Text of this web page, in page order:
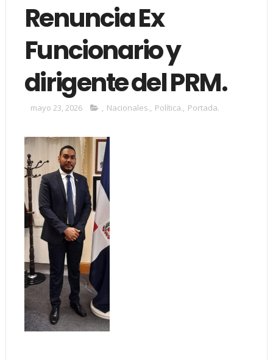
Renuncia Ex
Funcionario y
dirigente del PRM.
mayo 23, 2026 , Nacionales., Política., Portada.